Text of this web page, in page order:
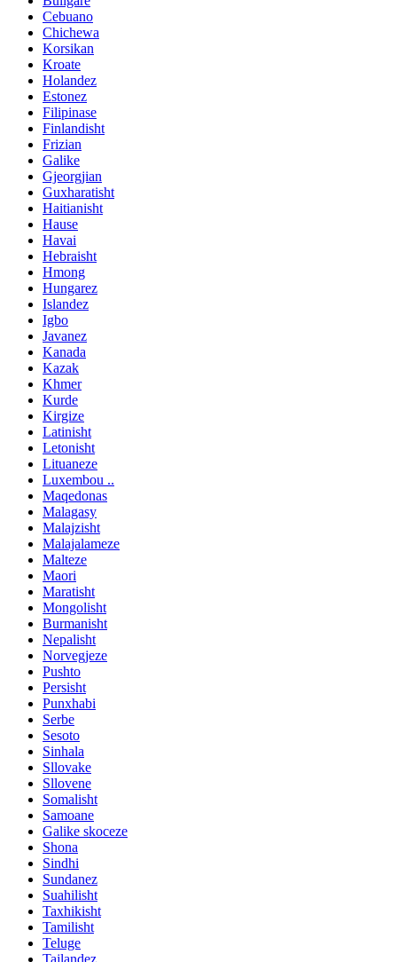
Cebuano
Chichewa
Korsikan
Kroate
Holandez
Estonez
Filipinase
Finlandisht
Frizian
Galike
Gjeorgjian
Guxharatisht
Haitianisht
Hause
Havai
Hebraisht
Hmong
Hungarez
Islandez
Igbo
Javanez
Kanada
Kazak
Khmer
Kurde
Kirgize
Latinisht
Letonisht
Lituaneze
Luxembou ..
Maqedonas
Malagasy
Malajzisht
Malajalameze
Malteze
Maori
Maratisht
Mongolisht
Burmanisht
Nepalisht
Norvegjeze
Pushto
Persisht
Punxhabi
Serbe
Sesoto
Sinhala
Sllovake
Sllovene
Somalisht
Samoane
Galike skoceze
Shona
Sindhi
Sundanez
Suahilisht
Taxhikisht
Tamilisht
Teluge